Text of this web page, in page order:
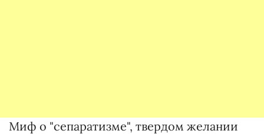
Миф о "сепаратизме", твердом желании